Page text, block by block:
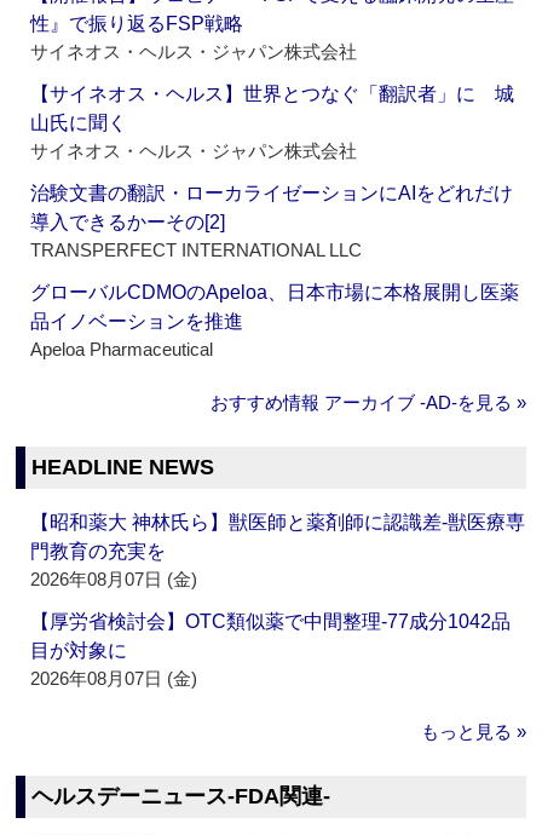
性』で振り返るFSP戦略
サイネオス・ヘルス・ジャパン株式会社
【サイネオス・ヘルス】世界とつなぐ「翻訳者」に 城
山氏に聞く
サイネオス・ヘルス・ジャパン株式会社
治験文書の翻訳・ローカライゼーションにAIをどれだけ
導入できるかーその[2]
TRANSPERFECT INTERNATIONAL LLC
グローバルCDMOのApeloa、日本市場に本格展開し医薬
品イノベーションを推進
Apeloa Pharmaceutical
おすすめ情報 アーカイブ ‐AD‐を見る »
HEADLINE NEWS
【昭和薬大 神林氏ら】獣医師と薬剤師に認識差‐獣医療専
門教育の充実を
2026年08月07日 (金)
【厚労省検討会】OTC類似薬で中間整理‐77成分1042品
目が対象に
2026年08月07日 (金)
もっと見る »
ヘルスデーニュース‐FDA関連‐